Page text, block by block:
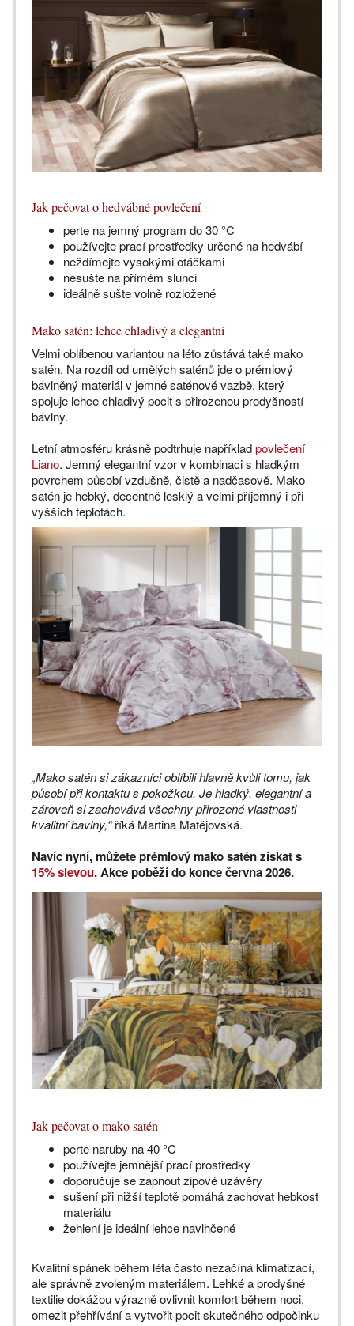
Jak pečovat o hedvábné povlečení
perte na jemný program do 30 °C
používejte prací prostředky určené na hedvábí
neždímejte vysokými otáčkami
nesušte na přímém slunci
ideálně sušte volně rozložené
Mako satén: lehce chladivý a elegantní
Velmi oblíbenou variantou na léto zůstává také mako
satén. Na rozdíl od umělých saténů jde o prémiový
bavlněný materiál v jemné saténové vazbě, který
spojuje lehce chladivý pocit s přirozenou prodyšností
bavlny.
Letní atmosféru krásně podtrhuje napříkladpovlečení
Liano. Jemný elegantní vzor v kombinaci s hladkým
povrchem působí vzdušně, čistě a nadčasově. Mako
satén je hebký, decentně lesklý a velmi příjemný i při
vyšších teplotách.
„Mako satén si zákazníci oblíbili hlavně kvůli tomu, jak
působí při kontaktu s pokožkou. Je hladký, elegantní a
zároveň si zachovává všechny přirozené vlastnosti
kvalitní bavlny,“říká Martina Matějovská.
Navíc nyní, můžete prémiový mako satén získat s
15% slevou. Akce poběží do konce června 2026.
Jak pečovat o mako satén
perte naruby na 40 °C
používejte jemnější prací prostředky
doporučuje se zapnout zipové uzávěry
sušení při nižší teplotě pomáhá zachovat hebkost
materiálu
žehlení je ideální lehce navlhčené
Kvalitní spánek během léta často nezačíná klimatizací,
ale správně zvoleným materiálem. Lehké a prodyšné
textilie dokážou výrazně ovlivnit komfort během noci,
omezit přehřívání a vytvořit pocit skutečného odpočinku